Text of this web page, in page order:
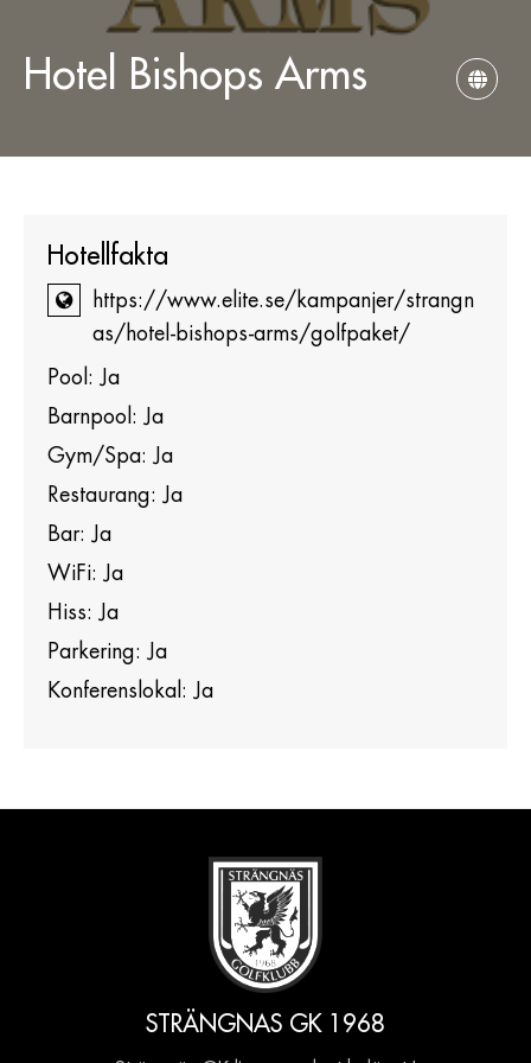
Hotel Bishops Arms
Hotellfakta
https://www.elite.se/kampanjer/strangn
as/hotel-bishops-arms/golfpaket/
Pool: Ja
Barnpool: Ja
Gym/Spa: Ja
Restaurang: Ja
Bar: Ja
WiFi: Ja
Hiss: Ja
Parkering: Ja
Konferenslokal: Ja
STRÄNGNAS GK 1968